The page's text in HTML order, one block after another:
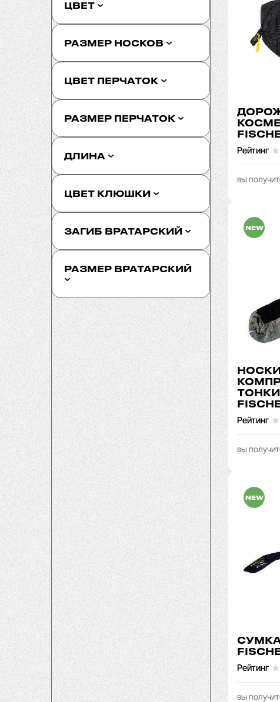
ЦВЕТ
РАЗМЕР НОСКОВ
ЦВЕТ ПЕРЧАТОК
РАЗМЕР ПЕРЧАТОК
ДЛИНА
ЦВЕТ КЛЮШКИ
ЗАГИБ ВРАТАРСКИЙ
РАЗМЕР ВРАТАРСКИЙ
Рейтинг
вы
NEW
НОСКИ
Рейтинг
вы
NEW
Рейтинг
вы